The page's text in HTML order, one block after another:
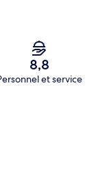
8,8
et service